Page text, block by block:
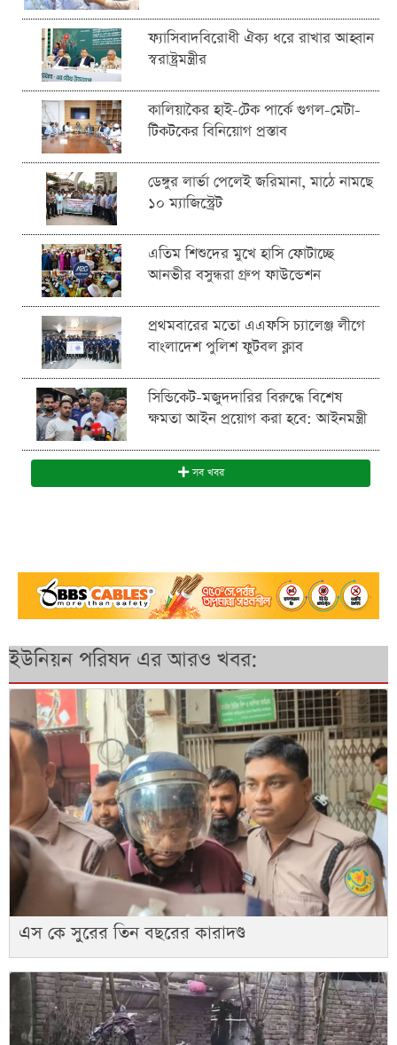
ফ্যাসিবাদবিরোধী ঐক্য ধরে রাখার আহ্বান
স্বরাষ্ট্রমন্ত্রীর
কালিয়াকৈর হাই-টেক পার্কে গুগল-মেটা-
টিকটকের বিনিয়োগ প্রস্তাব
ডেঙ্গুর লার্ভা পেলেই জরিমানা, মাঠে নামছে
১০ ম্যাজিস্ট্রেট
এতিম শিশুদের মুখে হাসি ফোটাচ্ছে
আনভীর বসুন্ধরা গ্রুপ ফাউন্ডেশন
প্রথমবারের মতো এএফসি চ্যালেঞ্জ লীগে
বাংলাদেশ পুলিশ ফুটবল ক্লাব
সিন্ডিকেট-মজুদদারির বিরুদ্ধে বিশেষ
ক্ষমতা আইন প্রয়োগ করা হবে: আইনমন্ত্রী
সব খবর
ইউনিয়ন পরিষদ এর আরও খবর:
এস কে সুরের তিন বছরের কারাদণ্ড